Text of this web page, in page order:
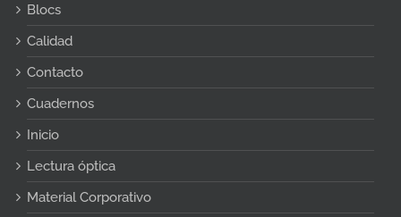
Blocs
Calidad
Contacto
Cuadernos
Inicio
Lectura óptica
Material Corporativo